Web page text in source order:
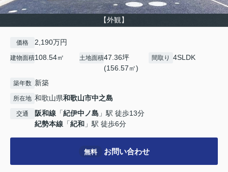
【外観】
価格 2,190万円
建物面積108.54㎡ 土地面積47.36坪
(156.57㎡)
間取り 4SLDK
築年数 新築
所在地 和歌山県和歌山市中之島
交通 阪和線 「紀伊中ノ島 」駅 徒歩13分
紀勢本線 「紀和 」駅 徒歩6分
無料 お問い合わせ